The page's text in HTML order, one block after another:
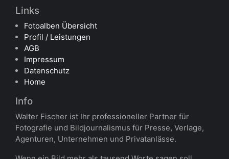
Links
Fotoalben Übersicht
Profil / Leistungen
AGB
Impressum
Datenschutz
Home
Info
Walter Fischer ist Ihr professioneller Partner für
Fotografie und Bildjournalismus für Presse, Verlage,
Agenturen, Unternehmen und Privatanlässe.